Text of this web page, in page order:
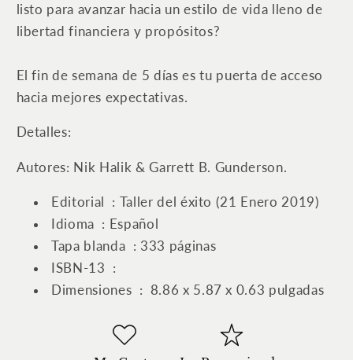
listo para avanzar hacia un estilo de vida lleno de
libertad financiera y propósitos?
El fin de semana de 5 días es tu puerta de acceso
hacia mejores expectativas.
Detalles:
Autores: Nik Halik &Garrett B. Gunderson.
Editorial ‏ : Taller del éxito (21 Enero 2019)
Idioma ‏ : ‎ Español
Tapa blanda ‏ : ‎ 333 páginas
ISBN-13 ‏ : ‎
Dimensiones ‏ : ‎ 8.86 x 5.87 x 0.63 pulgadas